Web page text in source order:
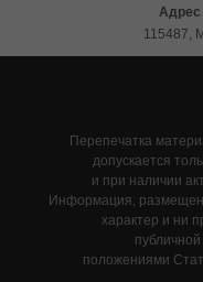
Адрес
115487,
Перепечатка
допускается
и при наличии
Информация,
характер и ни
положениями